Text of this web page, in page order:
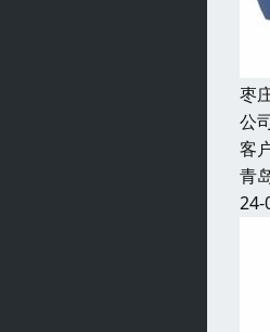
枣
公
客
青
24-